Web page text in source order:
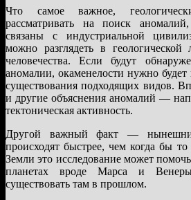
Что самое важное,
рассматривать на поиск
связаны с индустриальной
можно разглядеть в геологической
человечества. Если будут
аномалии, окаменелости нужно будет
существования подходящих видов.
и другие объяснения аномалий —
тектоническая активность.
Другой важный факт —
происходят быстрее, чем когда бы
Земли это исследование может
планетах вроде Марса и
существовать там в прошлом.